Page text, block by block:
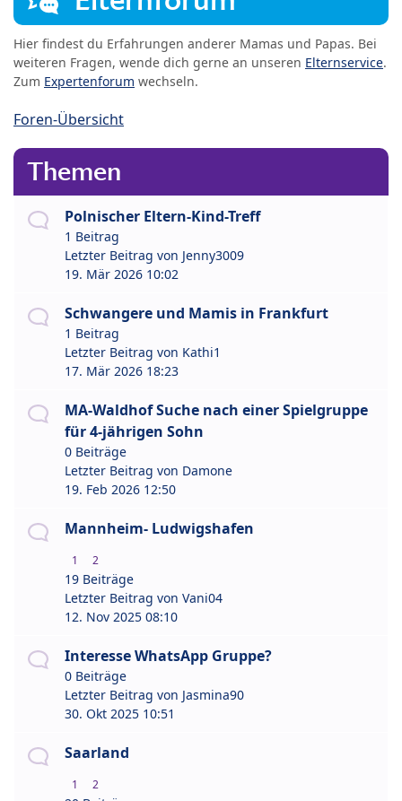
Hier findest du Erfahrungen anderer Mamas und Papas. Bei
weiteren Fragen, wende dich gerne an unseren Elternservice.
Zum Expertenforum wechseln.
Foren-Übersicht
Themen
Polnischer Eltern-Kind-Treff
1 Beitrag
Letzter Beitrag von Jenny3009
19. Mär 2026 10:02
Schwangere und Mamis in Frankfurt
1 Beitrag
Letzter Beitrag von Kathi1
17. Mär 2026 18:23
MA-Waldhof Suche nach einer Spielgruppe
für 4-jährigen Sohn
0 Beiträge
Letzter Beitrag von Damone
19. Feb 2026 12:50
Mannheim- Ludwigshafen
1 2
19 Beiträge
Letzter Beitrag von Vani04
12. Nov 2025 08:10
Interesse WhatsApp Gruppe?
0 Beiträge
Letzter Beitrag von Jasmina90
30. Okt 2025 10:51
Saarland
1 2